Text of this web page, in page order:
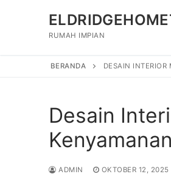
RUMAH IMPIAN
BERANDA DESAIN
Desain
ADMIN OKTOBER 12, 2025